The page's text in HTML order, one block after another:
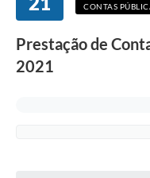
Secretarias CONTAS
Prestação de
2021